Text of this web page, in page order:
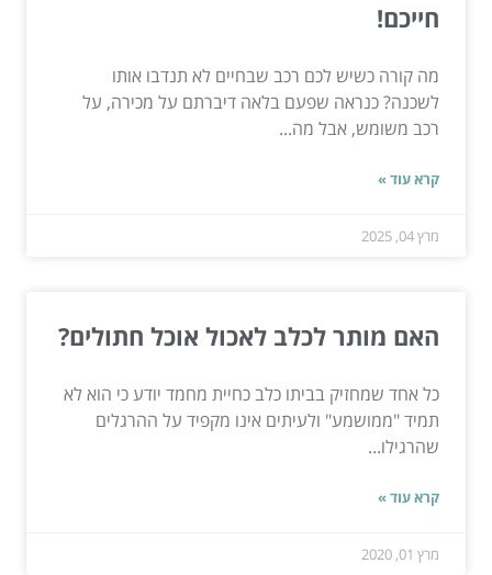
חייכם!
מה קורה כשיש לכם רכב שבחיים לא תנדבו אותו
לשכנה? כנראה שפעם בלאה דיברתם על מכירה, על
רכב משומש, אבל מה...
קרא עוד »
מרץ 04, 2025
האם מותר לכלב לאכול אוכל חתולים?
כל אחד שמחזיק בביתו כלב כחיית מחמד יודע כי הוא לא
תמיד "ממושמע" ולעיתים אינו מקפיד על ההרגלים
שהרגילו...
קרא עוד »
מרץ 01, 2020